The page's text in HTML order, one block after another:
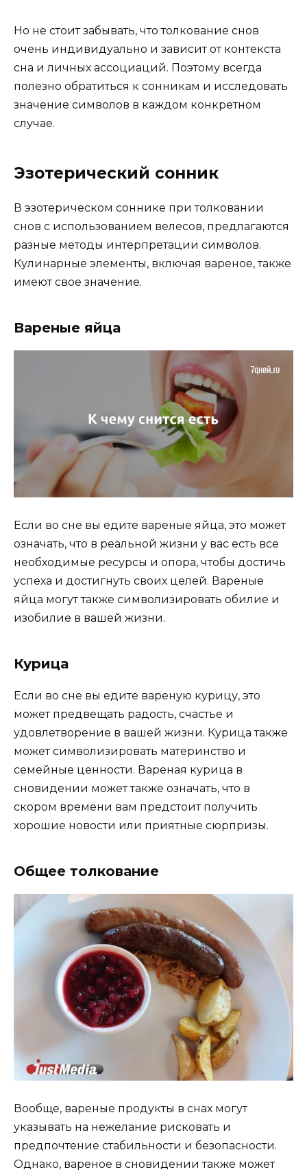
Но не стоит забывать, что толкование снов
очень индивидуально и зависит от контекста
сна и личных ассоциаций. Поэтому всегда
полезно обратиться к сонникам и исследовать
значение символов в каждом конкретном
случае.
Эзотерический сонник
В эзотерическом соннике при толковании
снов с использованием велесов, предлагаются
разные методы интерпретации символов.
Кулинарные элементы, включая вареное, также
имеют свое значение.
Вареные яйца
Если во сне вы едите вареные яйца, это может
означать, что в реальной жизни у вас есть все
необходимые ресурсы и опора, чтобы достичь
успеха и достигнуть своих целей. Вареные
яйца могут также символизировать обилие и
изобилие в вашей жизни.
Курица
Если во сне вы едите вареную курицу, это
может предвещать радость, счастье и
удовлетворение в вашей жизни. Курица также
может символизировать материнство и
семейные ценности. Вареная курица в
сновидении может также означать, что в
скором времени вам предстоит получить
хорошие новости или приятные сюрпризы.
Общее толкование
Вообще, вареные продукты в снах могут
указывать на нежелание рисковать и
предпочтение стабильности и безопасности.
Однако, вареное в сновидении также может